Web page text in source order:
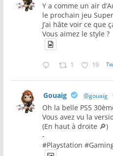
Y a comme un air
le prochain jeu
J’ai hâte voir ce que
Vous aimez le style ?
1 19
Gouaig @gouaig
Oh la belle PS5
Vous avez vu la
(En haut à droite 🔎)
-
#Playstation